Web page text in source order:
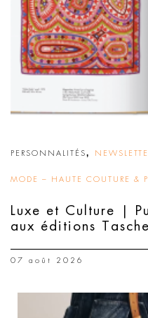
PERSONNALITÉS,
MODE – HAUTE COUTURE &
Luxe et Culture |
aux éditions
07 août 2026